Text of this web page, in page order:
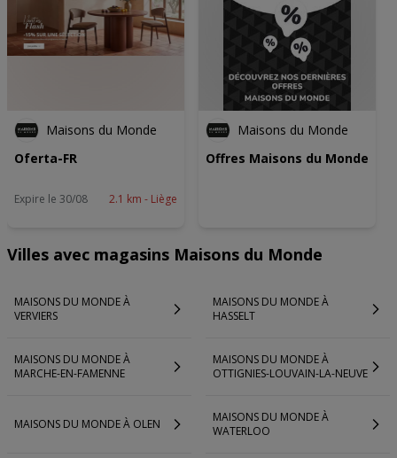
Maisons du Monde
Oferta-FR
Expire le 30/08 2.1 km - Liège
Maisons du Monde
Offres Maisons du Monde
Villes avec magasins Maisons du Monde
MAISONS DU MONDE À
VERVIERS
MAISONS DU MONDE À
HASSELT
MAISONS DU MONDE À
MARCHE-EN-FAMENNE
MAISONS DU MONDE À
OTTIGNIES-LOUVAIN-LA-NEUVE
MAISONS DU MONDE À OLEN
MAISONS DU MONDE À
WATERLOO